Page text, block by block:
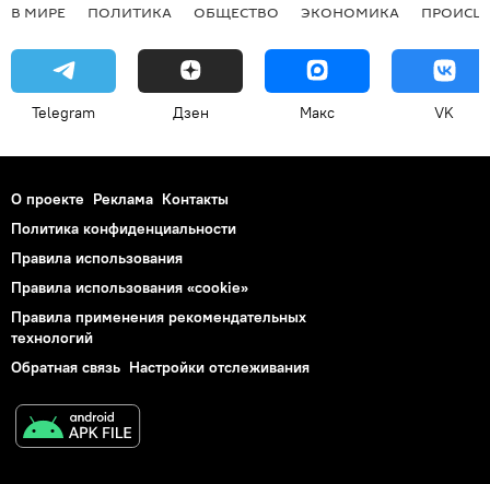
В МИРЕ ПОЛИТИКА ОБЩЕСТВО ЭКОНОМИКА
Telegram Дзен Макс VK
О проекте Реклама Контакты
Политика конфиденциальности
Правила использования
Правила использования «cookie»
Правила применения рекомендательных
технологий
Обратная связь Настройки отслеживания